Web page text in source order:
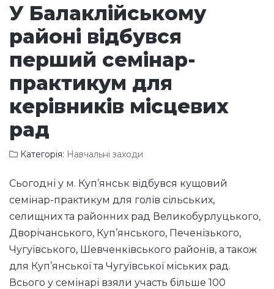
У Балаклійському
районі відбувся
перший семінар-
практикум для
керівників місцевих
рад
Категорія: Навчальні заходи
Сьогодні у м. Куп’янськ відбувся кущовий
семінар-практикум для голів сільських,
селищних та районних рад Великобурлуцького,
Дворічанського, Куп’янського, Печенізького,
Чугуївського, Шевченківського районів, а також
для Куп’янської та Чугуївської міських рад.
Всього у семінарі взяли участь більше 100